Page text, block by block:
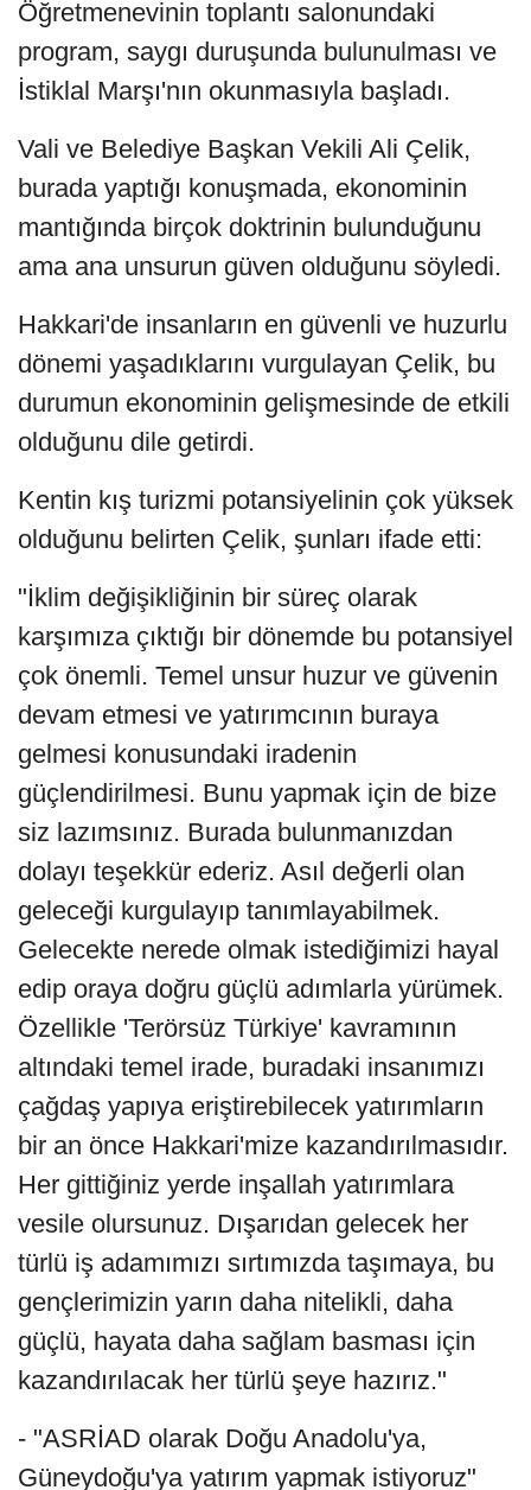
Öğretmenevinin toplantı salonundaki
program, saygı duruşunda bulunulması ve
İstiklal Marşı'nın okunmasıyla başladı.
Vali ve Belediye Başkan Vekili Ali Çelik,
burada yaptığı konuşmada, ekonominin
mantığında birçok doktrinin bulunduğunu
ama ana unsurun güven olduğunu söyledi.
Hakkari'de insanların en güvenli ve huzurlu
dönemi yaşadıklarını vurgulayan Çelik, bu
durumun ekonominin gelişmesinde de etkili
olduğunu dile getirdi.
Kentin kış turizmi potansiyelinin çok yüksek
olduğunu belirten Çelik, şunları ifade etti:
"İklim değişikliğinin bir süreç olarak
karşımıza çıktığı bir dönemde bu potansiyel
çok önemli. Temel unsur huzur ve güvenin
devam etmesi ve yatırımcının buraya
gelmesi konusundaki iradenin
güçlendirilmesi. Bunu yapmak için de bize
siz lazımsınız. Burada bulunmanızdan
dolayı teşekkür ederiz. Asıl değerli olan
geleceği kurgulayıp tanımlayabilmek.
Gelecekte nerede olmak istediğimizi hayal
edip oraya doğru güçlü adımlarla yürümek.
Özellikle 'Terörsüz Türkiye' kavramının
altındaki temel irade, buradaki insanımızı
çağdaş yapıya eriştirebilecek yatırımların
bir an önce Hakkari'mize kazandırılmasıdır.
Her gittiğiniz yerde inşallah yatırımlara
vesile olursunuz. Dışarıdan gelecek her
türlü iş adamımızı sırtımızda taşımaya, bu
gençlerimizin yarın daha nitelikli, daha
güçlü, hayata daha sağlam basması için
kazandırılacak her türlü şeye hazırız."
- "ASRİAD olarak Doğu Anadolu'ya,
Güneydoğu'ya yatırım yapmak istiyoruz"